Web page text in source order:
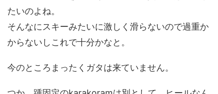
たいのよね。
そんなにスキーみたいに激しく滑らないので過重か
からないしこれで十分かなと。
今のところまったくガタは来ていません。